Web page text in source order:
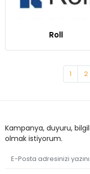
Roll
1 2
Kampanya, duyuru,
olmak istiyorum.